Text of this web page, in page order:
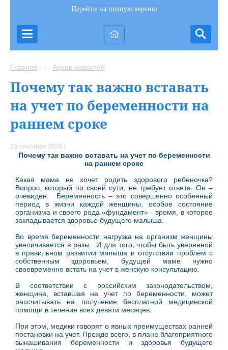
Перейти на полную версию
Главная → Архив новостей
Почему так важно вставать
на учет по беременности на
раннем сроке
23 сентября 2020 г.
Почему так важно вставать на учет по беременности
на раннем сроке
Какая мама не хочет родить здорового ребеночка?
Вопрос, который по своей сути, не требует ответа. Он –
очевиден. Беременность – это совершенно особенный
период в жизни каждой женщины, особое состояние
организма и своего рода «фундамент» - время, в которое
закладывается здоровье будущего малыша.
Во время беременности нагрузка на организм женщины
увеличивается в разы. И для того, чтобы быть уверенной
в правильном развитии малыша и отсутствии проблем с
собственным здоровьем, будущей маме нужно
своевременно встать на учет в женскую консультацию.
В соответствии с российским законодательством,
женщина, вставшая на учет по беременности, может
рассчитывать на получение бесплатной медицинской
помощи в течение всех девяти месяцев.
При этом, медики говорят о явных преимуществах ранней
постановки на учет. Прежде всего, в плане благоприятного
вынашивания беременности и здоровья будущего